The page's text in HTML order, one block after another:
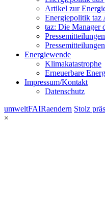
Artikel zur
Energiepolitik taz
taz: Die Manager
Energiewende
Klimakatastrophe
Erneuerbare
Impressum/Kontakt
Datenschutz
umweltFAIRaendern Stolz
×